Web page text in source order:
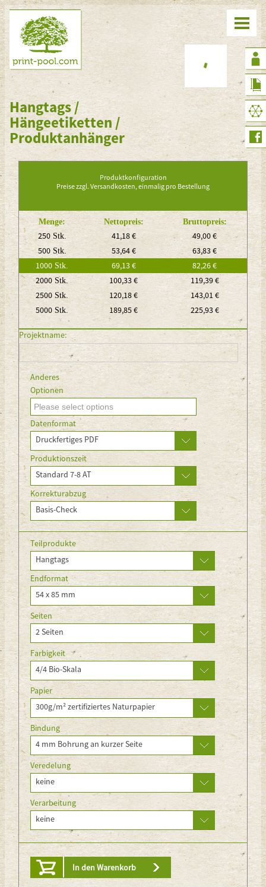
Hangtags /
Hängeetiketten /
Produktanhänger
Produktkonfiguration
Preise zzgl. Versandkosten, einmalig pro Bestellung
Menge: Nettopreis: Bruttopreis:
250Stk. 41,18 €
49,00 €
500Stk. 53,64 €
63,83 €
1000 Stk. 69,13 €
82,26 €
2000 Stk. 100,33 €
119,39 €
2500Stk. 120,18 €
143,01 €
5000 Stk. 189,85 € 225,93 €
Projektname:
Anderes
Optionen
Datenformat
Druckfertiges PDF
Produktionszeit
Standard 7-8 AT
Korrekturabzug
Basis-Check
Teilprodukte
Hangtags
Endformat
54 x 85 mm
Seiten
2 Seiten
Farbigkeit
4/4 Bio-Skala
Papier
300g/m² zertifiziertes Naturpapier
Bindung
4 mm Bohrung an kurzer Seite
Veredelung
keine
Verarbeitung
keine
In den Warenkorb